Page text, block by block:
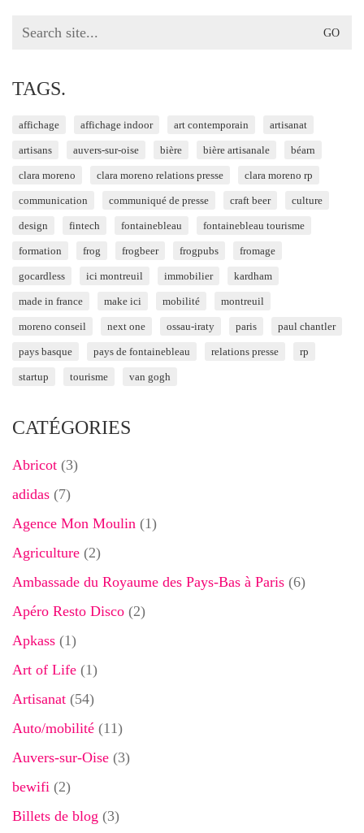
Search
TAGS.
affichage affichage indoor art contemporain artisanat
artisans auvers-sur-oise bière bière artisanale béarn
clara moreno clara moreno relations presse clara moreno rp
communication communiqué de presse craft beer culture
design fintech fontainebleau fontainebleau tourisme
formation frog frogbeer frogpubs fromage
gocardless ici montreuil immobilier kardham
made in france make ici mobilité montreuil
moreno conseil next one ossau-iraty paris paul chantler
pays basque pays de fontainebleau relations presse rp
startup tourisme van gogh
CATÉGORIES
Abricot (3)
adidas (7)
Agence Mon Moulin (1)
Agriculture (2)
Ambassade du Royaume des Pays-Bas à Paris (6)
Apéro Resto Disco (2)
Apkass (1)
Art of Life (1)
Artisanat (54)
Auto/mobilité (11)
Auvers-sur-Oise (3)
bewifi (2)
Billets de blog (3)